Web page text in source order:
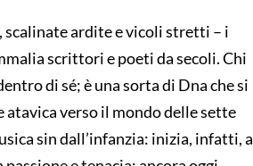
scalinate ardite e vicoli stretti – i
scrittori e poeti da secoli. Chi
di sé; è una sorta di Dna che si
atavica verso il mondo delle sette
sin dall’infanzia: inizia, infatti, a